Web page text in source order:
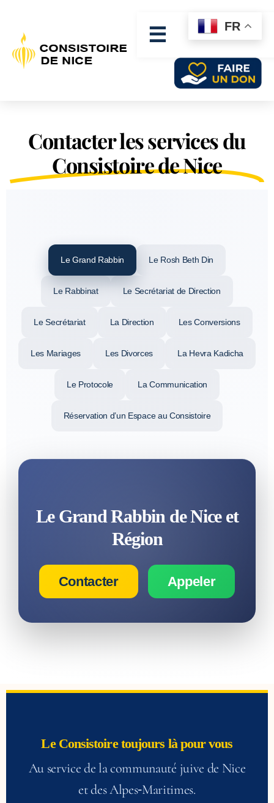
☰
Contacter les services du
Consistoire de Nice
Le Grand Rabbin Le Rosh Beth Din
Le Rabbinat Le Secrétariat de Direction
Le Secrétariat La Direction Les Conversions
Les Mariages Les Divorces La Hevra Kadicha
Le Protocole La Communication
Réservation d’un Espace au Consistoire
Le Grand Rabbin de Nice et
Région
Contacter Appeler
Le Consistoire toujours là pour vous
Au service de la communauté juive de Nice
et des Alpes‑Maritimes.
FR